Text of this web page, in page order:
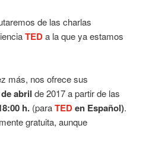
de las charlas
TEDa la que ya estamos
más, nos ofrece sus
abril de 2017 a partir de las
h. (paraTEDen Español).
gratuita, aunque